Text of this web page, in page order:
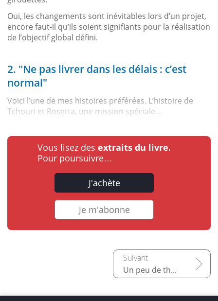
Oui, les changements sont inévitables lors d’un projet,
encore faut-il qu’ils soient signifiants pour la réalisation
de l’objectif global défini.
2. "Ne pas livrer dans les délais : c’est
normal"
Voici l’une de mes histoires préférées. L’histoire de
Tchouri et Rosetta, une mission spéciale...
Vous lisez des extraits du livre.
Pour poursuivre…
J'achète
Je m'abonne
Un peu de théorie…